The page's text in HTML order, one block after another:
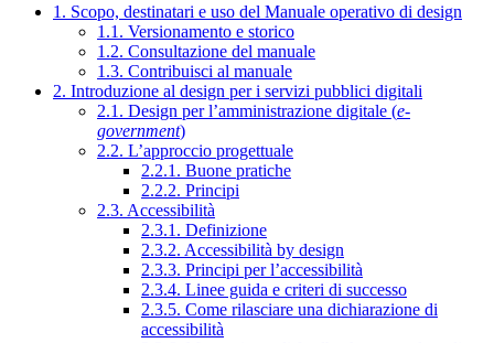
1. Scopo, destinatari e uso del Manuale operativo di design
1.1. Versionamento e storico
1.2. Consultazione del manuale
1.3. Contribuisci al manuale
2. Introduzione al design per i servizi pubblici digitali
2.1. Design per l’amministrazione digitale (e-
government)
2.2. L’approccio progettuale
2.2.1. Buone pratiche
2.2.2. Principi
2.3. Accessibilità
2.3.1. Definizione
2.3.2. Accessibilità by design
2.3.3. Principi per l’accessibilità
2.3.4. Linee guida e criteri di successo
2.3.5. Come rilasciare una dichiarazione di
accessibilità